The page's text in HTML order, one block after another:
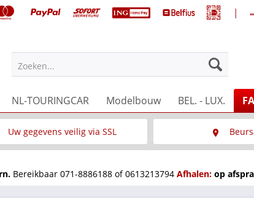
|
Zoeken...
NL-TOURINGCAR Modelbouw BEL. - LUX.
Uw gegevens veilig via SSL
Bereikbaar 071-8886188 of 0613213794 Afhalen: op